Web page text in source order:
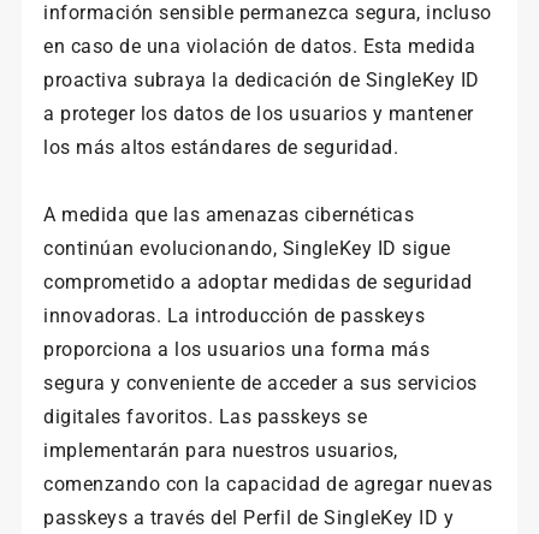
información sensible permanezca segura, incluso
en caso de una violación de datos. Esta medida
proactiva subraya la dedicación de SingleKey ID
a proteger los datos de los usuarios y mantener
los más altos estándares de seguridad.
A medida que las amenazas cibernéticas
continúan evolucionando, SingleKey ID sigue
comprometido a adoptar medidas de seguridad
innovadoras. La introducción de passkeys
proporciona a los usuarios una forma más
segura y conveniente de acceder a sus servicios
digitales favoritos. Las passkeys se
implementarán para nuestros usuarios,
comenzando con la capacidad de agregar nuevas
passkeys a través del Perfil de SingleKey ID y